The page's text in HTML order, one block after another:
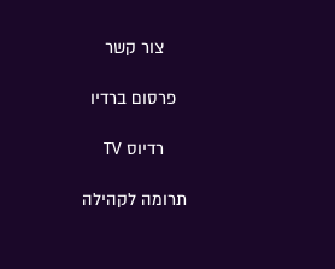
צור קשר
פרסום ברדיו
רדיוס TV
תרומה לקהילה